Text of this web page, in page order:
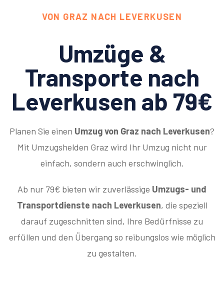
VON GRAZ NACH LEVERKUSEN
Umzüge &
Transporte nach
Leverkusen ab 79€
Planen Sie einen Umzug von Graz nach Leverkusen?
Mit Umzugshelden Graz wird Ihr Umzug nicht nur
einfach, sondern auch erschwinglich.
Ab nur 79€ bieten wir zuverlässige Umzugs- und
Transportdienste nach Leverkusen, die speziell
darauf zugeschnitten sind, Ihre Bedürfnisse zu
erfüllen und den Übergang so reibungslos wie möglich
zu gestalten.